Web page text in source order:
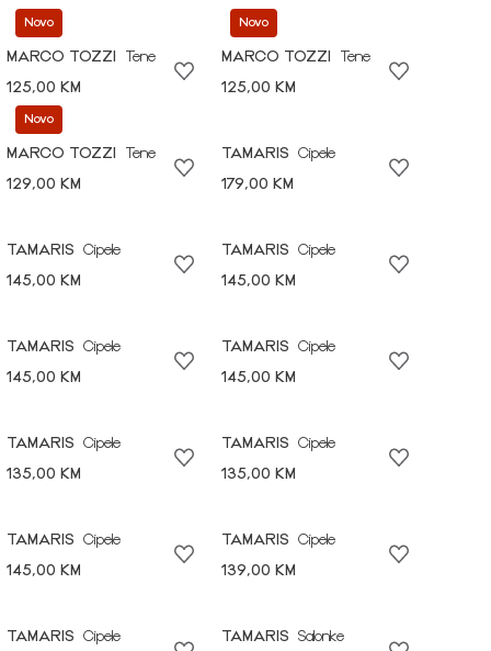
Novo
MARCO TOZZI
Tene
125,00 KM
Novo
MARCO TOZZI
Tene
125,00 KM
Novo
MARCO TOZZI
Tene
129,00 KM
TAMARIS
Cipele
179,00 KM
TAMARIS
Cipele
145,00 KM
TAMARIS
Cipele
145,00 KM
TAMARIS
Cipele
145,00 KM
TAMARIS
Cipele
145,00 KM
TAMARIS
Cipele
135,00 KM
TAMARIS
Cipele
135,00 KM
TAMARIS
Cipele
145,00 KM
TAMARIS
Cipele
139,00 KM
TAMARIS
Cipele
TAMARIS
Salonke